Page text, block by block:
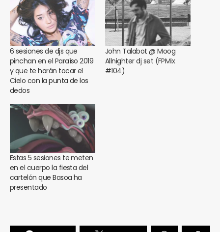
6 sesiones de djs que
pinchan en el Paraíso 2019
y que te harán tocar el
Cielo con la punta de los
dedos
John Talabot @ Moog
Allnighter dj set (FPMix
#104)
Estas 5 sesiones te meten
en el cuerpo la fiesta del
cartelón que Basoa ha
presentado